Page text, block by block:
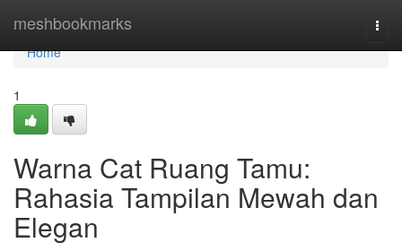
meshbookmarks
Home
Home
1
Warna Cat Ruang Tamu:
Rahasia Tampilan Mewah dan
Elegan